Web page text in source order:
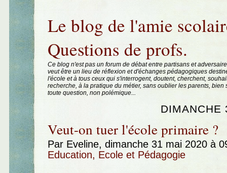
Le blog de l'amie
Questions de profs.
Ce blog n'est pas un forum de débat entre partisans et
veut être un lieu de réflexion et d'échanges pédagogiques
l'école et à tous ceux qui s'interrogent, doutent, cherchent,
recherche, à la pratique du métier, sans oublier les parents, bien
toute question, non polémique...
DIMANCHE
Veut-on tuer l'école primaire ?
Par Eveline, dimanche 31 mai 2020 à
Education, Ecole et Pédagogie